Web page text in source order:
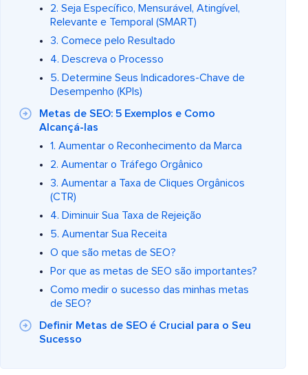
2. Seja Específico, Mensurável, Atingível,
Relevante e Temporal (SMART)
3. Comece pelo Resultado
4. Descreva o Processo
5. Determine Seus Indicadores-Chave de
Desempenho (KPIs)
Metas de SEO: 5 Exemplos e Como
Alcançá-las
1. Aumentar o Reconhecimento da Marca
2. Aumentar o Tráfego Orgânico
3. Aumentar a Taxa de Cliques Orgânicos
(CTR)
4. Diminuir Sua Taxa de Rejeição
5. Aumentar Sua Receita
O que são metas de SEO?
Por que as metas de SEO são importantes?
Como medir o sucesso das minhas metas
de SEO?
Definir Metas de SEO é Crucial para o Seu
Sucesso